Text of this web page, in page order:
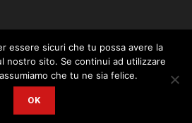
noi Contatto Privacy Policy
Ltd
By continuing to use this website you are
essere sicuri che tu possa avere la
nostro sito. Se continui ad utilizzare
che tu ne sia felice.
OK